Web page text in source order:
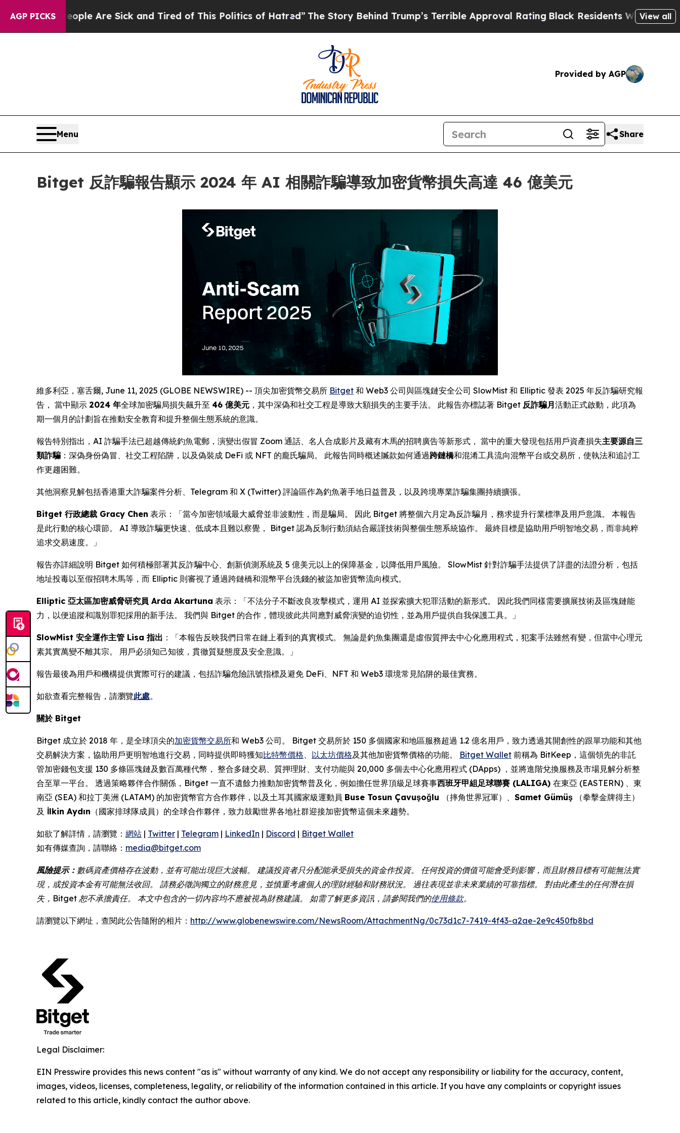
AGP PICKS
“People Are Sick and Tired of This Politics of Hatred”The Story Behind Trump’s Terrible Approval Rating Black Residents Warned of Abusive
View all
Provided by AGP
Menu Share
Bitget 反詐騙報告顯示 2024 年 AI 相關詐騙導致加密貨幣損失高達 46 億美元
維多利亞，塞舌爾, June 11, 2025 (GLOBE NEWSWIRE) -- 頂尖加密貨幣交易所 Bitget 和 Web3 公司與區塊鏈安全公司 SlowMist 和 Elliptic 發表 2025 年反詐騙研究報
告， 當中顯示 2024 年全球加密騙局損失飆升至 46 億美元 ，其中深偽和社交工程是導致大額損失的主要手法。 此報告亦標誌著 Bitget 反詐騙月活動正式啟動，此項為
期一個月的計劃旨在推動安全教育和提升整個生態系統的意識。
報告特別指出，AI 詐騙手法已超越傳統釣魚電郵，演變出假冒 Zoom 通話、名人合成影片及藏有木馬的招聘廣告等新形式， 當中的重大發現包括用戶資產損失主要源自三
類詐騙 ：深偽身份偽冒、社交工程陷阱，以及偽裝成 DeFi 或 NFT 的龐氏騙局。 此報告同時概述贓款如何通過跨鏈橋和混淆工具流向混幣平台或交易所，使執法和追討工
作更趨困難。
其他洞察見解包括香港重大詐騙案件分析、Telegram 和 X (Twitter) 評論區作為釣魚著手地日益普及，以及跨境專業詐騙集團持續擴張。
Bitget 行政總裁 Gracy Chen 表示：「當今加密領域最大威脅並非波動性，而是騙局。 因此 Bitget 將整個六月定為反詐騙月，務求提升行業標準及用戶意識。 本報告
是此行動的核心環節。 AI 導致詐騙更快速、低成本且難以察覺， Bitget 認為反制行動須結合嚴謹技術與整個生態系統協作。 最終目標是協助用戶明智地交易，而非純粹
追求交易速度。」
報告亦詳細說明 Bitget 如何積極部署其反詐騙中心、創新偵測系統及 5 億美元以上的保障基金，以降低用戶風險。 SlowMist 針對詐騙手法提供了詳盡的法證分析，包括
地址投毒以至假招聘木馬等，而 Elliptic 則審視了通過跨鏈橋和混幣平台洗錢的被盜加密貨幣流向模式。
Elliptic 亞太區加密威脅研究員 Arda Akartuna 表示：「不法分子不斷改良攻擊模式，運用 AI 並探索擴大犯罪活動的新形式。 因此我們同樣需要擴展技術及區塊鏈能
力，以便追蹤和識別罪犯採用的新手法。 我們與 Bitget 的合作，體現彼此共同應對威脅演變的迫切性，並為用戶提供自我保護工具。」
SlowMist 安全運作主管 Lisa 指出 ：「本報告反映我們日常在鏈上看到的真實模式。 無論是釣魚集團還是虛假質押去中心化應用程式，犯案手法雖然有變，但當中心理元
素其實萬變不離其宗。 用戶必須知己知彼，貫徹質疑態度及安全意識。」
報告最後為用戶和機構提供實際可行的建議，包括詐騙危險訊號指標及避免 DeFi、NFT 和 Web3 環境常見陷阱的最佳實務。
如欲查看完整報告，請瀏覽此處。
關於 Bitget
Bitget 成立於 2018 年，是全球頂尖的加密貨幣交易所和 Web3 公司。 Bitget 交易所於 150 多個國家和地區服務超過 1.2 億名用戶，致力透過其開創性的跟單功能和其他
交易解決方案，協助用戶更明智地進行交易，同時提供即時獲知比特幣價格 以太坊價格及其他加密貨幣價格的功能。 Bitget Wallet 前稱為 BitKeep，這個領先的非託
管加密錢包支援 130 多條區塊鏈及數百萬種代幣， 整合多鏈交易、質押理財、支付功能與 20,000 多個去中心化應用程式 (DApps) ，並將進階兌換服務及市場見解分析整
合至單一平台。 透過策略夥伴合作關係，Bitget 一直不遺餘力推動加密貨幣普及化，例如擔任世界頂級足球賽事西班牙甲組足球聯賽 (LALIGA) 在東亞 (EASTERN) 、東
南亞 (SEA) 和拉丁美洲 (LATAM) 的加密貨幣官方合作夥伴，以及土耳其國家級運動員 Buse Tosun Çavuşoğlu （摔角世界冠軍）、 Samet Gümüş （拳擊金牌得主）
及 İlkin Aydın （國家排球隊成員）的全球合作夥伴，致力鼓勵世界各地社群迎接加密貨幣這個未來趨勢。
如欲了解詳情，請瀏覽： 網站 | Twitter | Telegram | LinkedIn | Discord | Bitget Wallet
如有傳媒查詢，請聯絡： media@bitget.com
風險提示： 數碼資產價格存在波動，並有可能出現巨大波幅。 建議投資者只分配能承受損失的資金作投資。 任何投資的價值可能會受到影響，而且財務目標有可能無法實
現，或投資本金有可能無法收回。 請務必徵詢獨立的財務意見，並慎重考慮個人的理財經驗和財務狀況。 過往表現並非未來業績的可靠指標。 對由此產生的任何潛在損
失，Bitget 恕不承擔責任。 本文中包含的一切內容均不應被視為財務建議。 如需了解更多資訊，請參閱我們的使用條款。
請瀏覽以下網址，查閱此公告隨附的相片： http://www.globenewswire.com/NewsRoom/AttachmentNg/0c73d1c7-7419-4f43-a2ae-2e9c450fb8bd
Legal Disclaimer:
EIN Presswire provides this news content "as is" without warranty of any kind. We do not accept any responsibility or liability for the accuracy, content,
images, videos, licenses, completeness, legality, or reliability of the information contained in this article. If you have any complaints or copyright issues
related to this article, kindly contact the author above.